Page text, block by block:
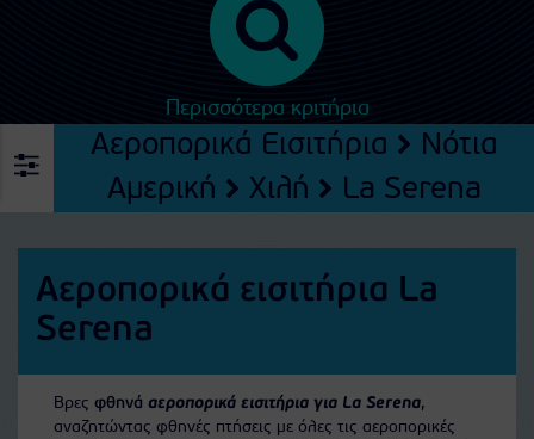
Περισσότερα κριτήρια
Αεροπορικά Εισιτήρια
Νότια
Αμερική
Χιλή La Serena
Αεροπορικά εισιτήρια La
Serena
Βρες φθηνά αεροπορικά εισιτήρια για La Serena,
αναζητώντας φθηνές πτήσεις με όλες τις αεροπορικές